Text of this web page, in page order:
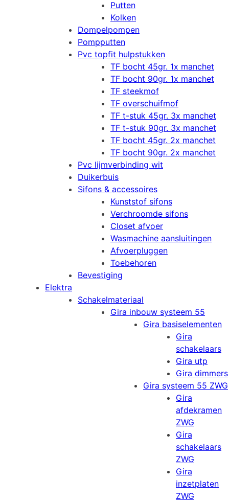
Putten
Kolken
Dompelpompen
Pompputten
Pvc topfit hulpstukken
TF bocht 45gr. 1x manchet
TF bocht 90gr. 1x manchet
TF steekmof
TF overschuifmof
TF t-stuk 45gr. 3x manchet
TF t-stuk 90gr. 3x manchet
TF bocht 45gr. 2x manchet
TF bocht 90gr. 2x manchet
Pvc lijmverbinding wit
Duikerbuis
Sifons & accessoires
Kunststof sifons
Verchroomde sifons
Closet afvoer
Wasmachine aansluitingen
Afvoerpluggen
Toebehoren
Bevestiging
Elektra
Schakelmateriaal
Gira inbouw systeem 55
Gira basiselementen
Gira
schakelaars
Gira utp
Gira dimmers
Gira systeem 55 ZWG
Gira
afdekramen
ZWG
Gira
schakelaars
ZWG
Gira
inzetplaten
ZWG